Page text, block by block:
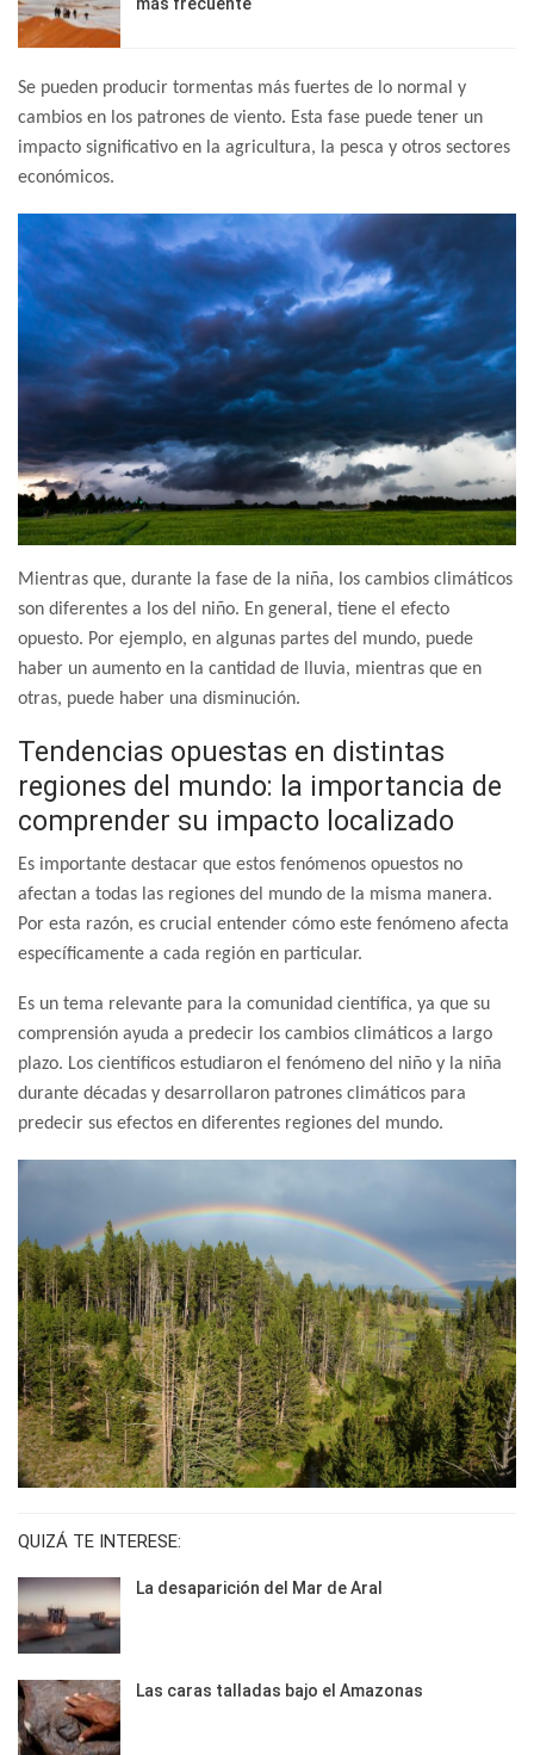
más frecuente
Se pueden producir tormentas más fuertes de lo normal y
cambios en los patrones de viento. Esta fase puede tener un
impacto significativo en la agricultura, la pesca y otros sectores
económicos.
Mientras que, durante la fase de la niña, los cambios climáticos
son diferentes a los del niño. En general, tiene el efecto
opuesto. Por ejemplo, en algunas partes del mundo, puede
haber un aumento en la cantidad de lluvia, mientras que en
otras, puede haber una disminución.
Tendencias opuestas en distintas
regiones del mundo: la importancia de
comprender su impacto localizado
Es importante destacar que estos fenómenos opuestos no
afectan a todas las regiones del mundo de la misma manera.
Por esta razón, es crucial entender cómo este fenómeno afecta
específicamente a cada región en particular.
Es un tema relevante para la comunidad científica, ya que su
comprensión ayuda a predecir los cambios climáticos a largo
plazo. Los científicos estudiaron el fenómeno del niño y la niña
durante décadas y desarrollaron patrones climáticos para
predecir sus efectos en diferentes regiones del mundo.
QUIZÁ TE INTERESE:
La desaparición del Mar de Aral
Las caras talladas bajo el Amazonas